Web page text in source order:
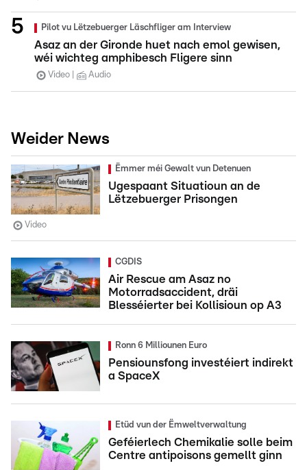
Pilot vu Lëtzebuerger Läschfliger am Interview
Asaz an der Gironde huet nach emol gewisen,
wéi wichteg amphibesch Fligere sinn
Video Audio
Weider News
Ëmmer méi Gewalt vun Detenuen
Ugespaant Situatioun an de
Lëtzebuerger Prisongen
Video
CGDIS
Air Rescue am Asaz no
Motorradsaccident, dräi
Blesséierter bei Kollisioun op A3
Ronn 6 Milliounen Euro
Pensiounsfong investéiert indirekt
a SpaceX
Etüd vun der Ëmweltverwaltung
Geféierlech Chemikalie solle beim
Centre antipoisons gemellt ginn